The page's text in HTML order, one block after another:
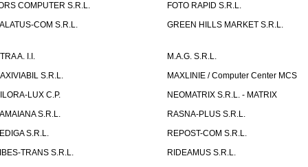
COMPUTER S.R.L.
FOTO RAPID S.R.L.
COM S.R.L.
GREEN HILLS MARKET S.R.L.
A. I.I.
M.A.G. S.R.L.
S.R.L.
MAXLINIE / Computer Center MCS
LUX C.P.
NEOMATRIX S.R.L. - MATRIX
S.R.L.
RASNA-PLUS S.R.L.
S.R.L.
REPOST-COM S.R.L.
TRANS S.R.L.
RIDEAMUS S.R.L.